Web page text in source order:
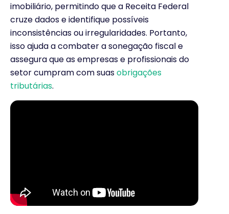
imobiliário, permitindo que a Receita Federal
cruze dados e identifique possíveis
inconsistências ou irregularidades. Portanto,
isso ajuda a combater a sonegação fiscal e
assegura que as empresas e profissionais do
setor cumpram com suasobrigações
tributárias.